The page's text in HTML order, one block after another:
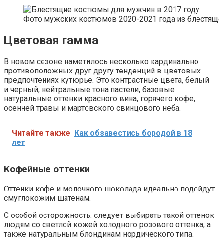
Фото мужских костюмов 2020-2021 года из
Цветовая гамма
В новом сезоне наметилось несколько кардинально
противоположных друг другу тенденций в цветовых
предпочтениях кутюрье. Это контрастные цвета, белый
и черный, нейтральные тона пастели, базовые
натуральные оттенки красного вина, горячего кофе,
осенней травы и мартовского свинцового неба.
Читайте также Как обзавестись бородой в 18
лет
Кофейные оттенки
Оттенки кофе и молочного шоколада идеально подойдут
смуглокожим шатенам.
С особой осторожность. следует выбирать такой оттенок
людям со светлой кожей холодного розового оттенка, а
также натуральным блондинам нордического типа.